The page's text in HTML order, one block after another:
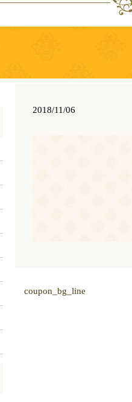
2018/11/06
coupon_bg_line